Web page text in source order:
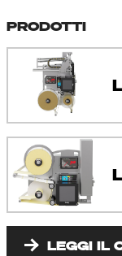
PRODOTTI
LEGGI IL